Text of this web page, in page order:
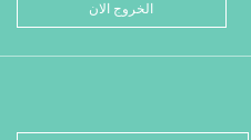
الخروج الان